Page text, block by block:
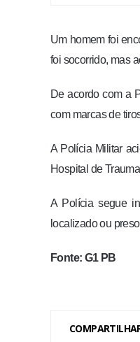
Um homem foi
foi socorrido, mas
De acordo com a
com marcas de
A Polícia Militar
Hospital de
A Polícia segue
localizado ou
Fonte: G1 PB